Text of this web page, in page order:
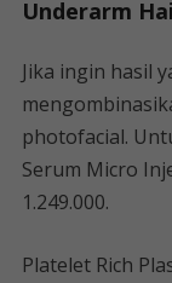
Underarm
Jika ingin hasil
photofacial.
Serum Micro
1.249.000.
Platelet Rich